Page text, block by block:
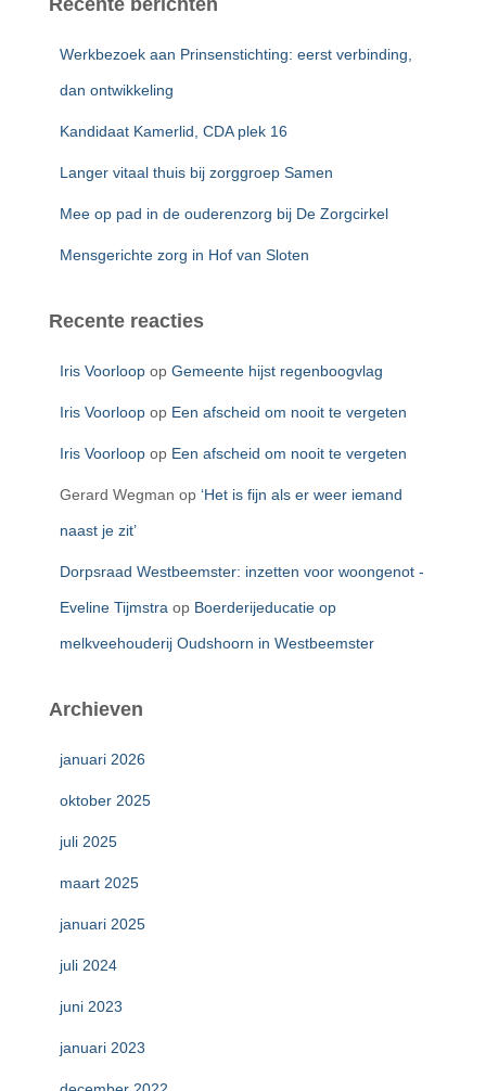
Werkbezoek aan Prinsenstichting: eerst verbinding,
dan ontwikkeling
Kandidaat Kamerlid, CDA plek 16
Langer vitaal thuis bij zorggroep Samen
Mee op pad in de ouderenzorg bij De Zorgcirkel
Mensgerichte zorg in Hof van Sloten
Recente reacties
Iris Voorloop op Gemeente hijst regenboogvlag
Iris Voorloop op Een afscheid om nooit te vergeten
Iris Voorloop op Een afscheid om nooit te vergeten
Gerard Wegman op ‘Het is fijn als er weer iemand
naast je zit’
Dorpsraad Westbeemster: inzetten voor woongenot -
Eveline Tijmstra op Boerderijeducatie op
melkveehouderij Oudshoorn in Westbeemster
Archieven
januari 2026
oktober 2025
juli 2025
maart 2025
januari 2025
juli 2024
juni 2023
januari 2023